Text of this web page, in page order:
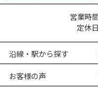
営業時
定休
沿線・駅から探す
お客様の声